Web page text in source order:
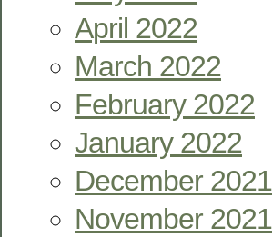
April 2022
March 2022
February 2022
January 2022
December 2021
November 2021